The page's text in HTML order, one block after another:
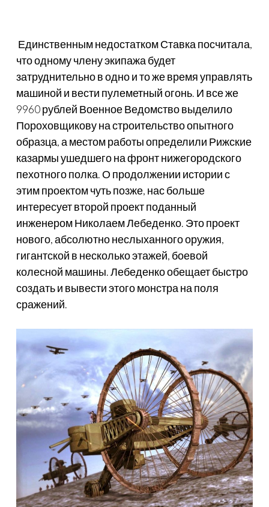
Единственным недостатком Ставка посчитала,
что одному члену экипажа будет
затруднительно в одно и то же время управлять
машиной и вести пулеметный огонь. И все же
9960 рублей Военное Ведомство выделило
Пороховщикову на строительство опытного
образца, а местом работы определили Рижские
казармы ушедшего на фронт нижегородского
пехотного полка. О продолжении истории с
этим проектом чуть позже, нас больше
интересует второй проект поданный
инженером Николаем Лебеденко. Это проект
нового, абсолютно неслыханного оружия,
гигантской в несколько этажей, боевой
колесной машины. Лебеденко обещает быстро
создать и вывести этого монстра на поля
сражений.